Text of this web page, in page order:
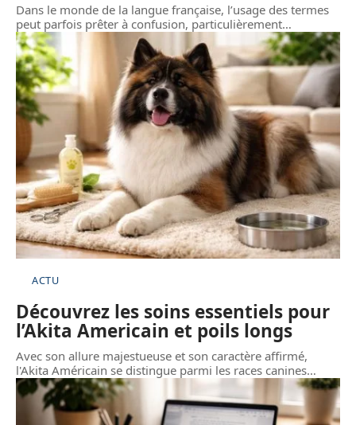
Dans le monde de la langue française, l’usage des termes
peut parfois prêter à confusion, particulièrement…
ACTU
Découvrez les soins essentiels pour
l’Akita Americain et poils longs
Avec son allure majestueuse et son caractère affirmé,
l'Akita Américain se distingue parmi les races canines…